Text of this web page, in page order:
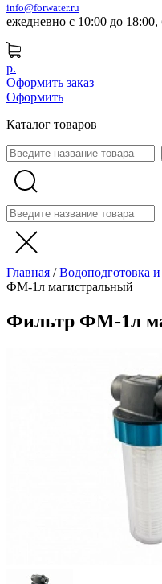
info@forwater.ru
ежедневно с 10:00 до 18:00,
р.
Оформить заказ
Оформить
Каталог товаров
Главная /Водоподготовка
ФМ-1л магистральный
Фильтр ФМ-1л